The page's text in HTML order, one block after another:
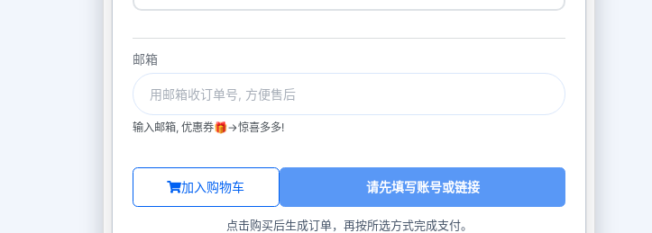
邮箱
输入邮箱, 优惠券🎁->惊喜多多!
加入购物车 请先填写账号或链接
点击购买后生成订单，再按所选方式完成支付。